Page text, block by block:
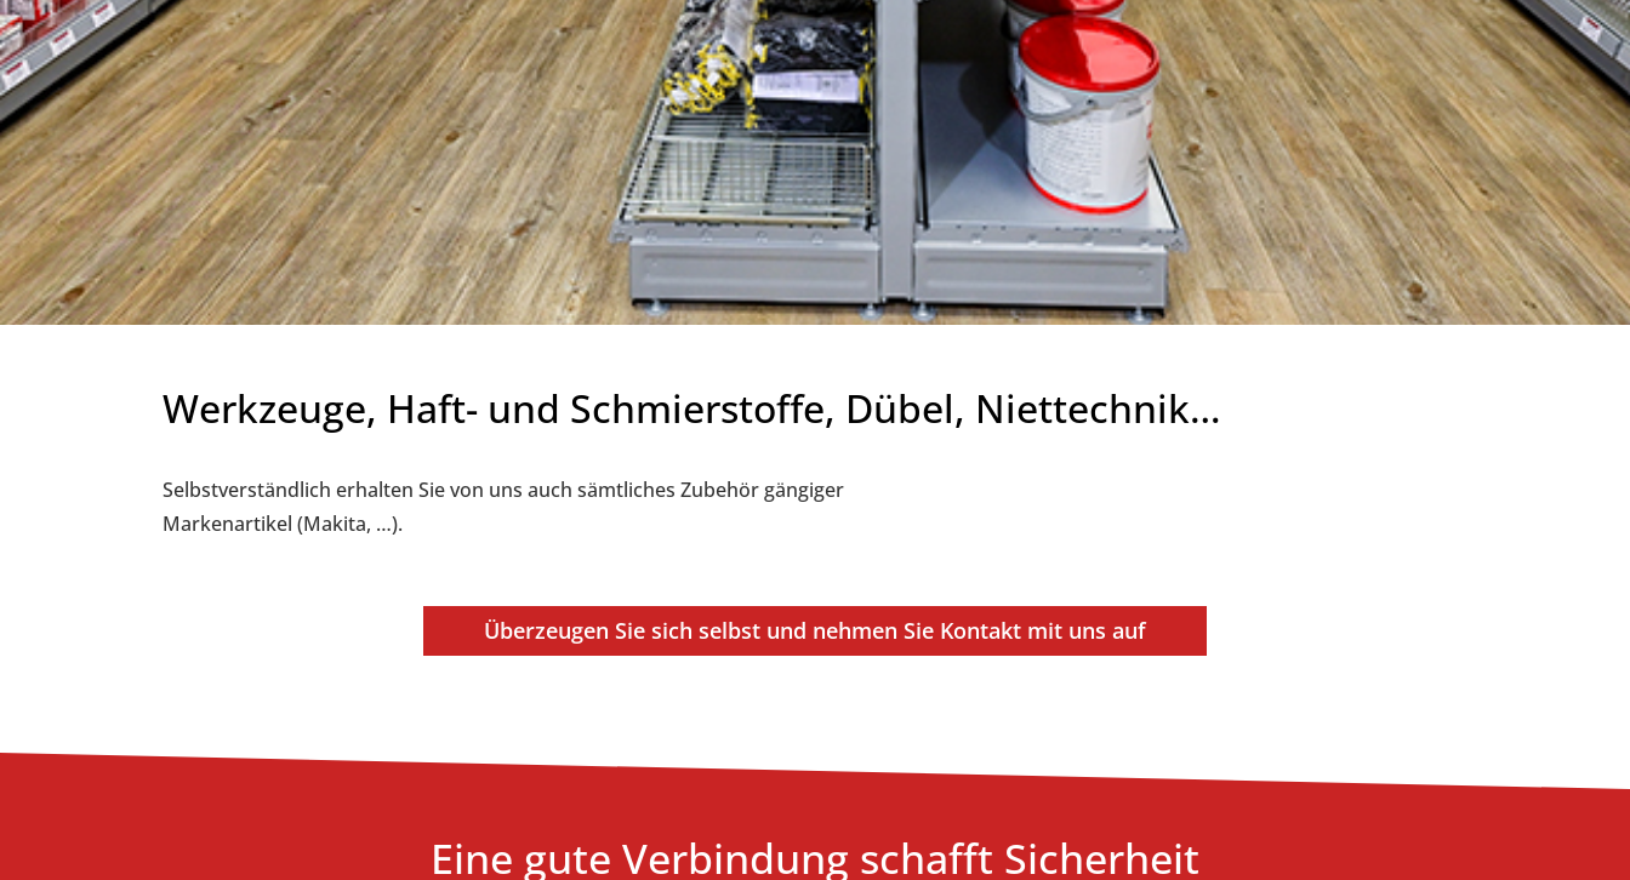
Werkzeuge, Haft- und Schmierstoffe, Dübel, Niettechnik…
Selbstverständlich erhalten Sie von uns auch sämtliches Zubehör gängiger
Markenartikel (Makita, …).
Überzeugen Sie sich selbst und nehmen Sie Kontakt mit uns auf
Eine gute Verbindung schafft Sicherheit